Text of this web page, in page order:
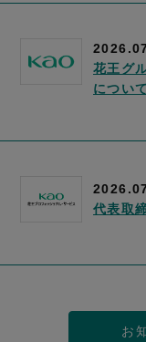
花王グ
について
代表取
お知